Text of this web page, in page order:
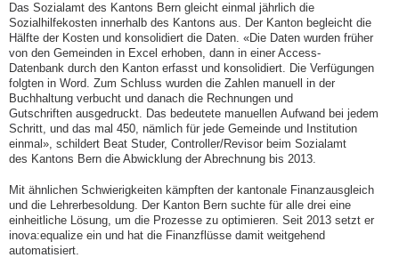
Das Sozialamt des Kantons Bern gleicht einmal jährlich die
Sozialhilfekosten innerhalb des Kantons aus. Der Kanton begleicht die
Hälfte der Kosten und konsolidiert die Daten. «Die Daten wurden früher
von den Gemeinden in Excel erhoben, dann in einer Access-
Datenbank durch den Kanton erfasst und konsolidiert. Die Verfügungen
folgten in Word. Zum Schluss wurden die Zahlen manuell in der
Buchhaltung verbucht und danach die Rechnungen und
Gutschriften ausgedruckt. Das bedeutete manuellen Aufwand bei jedem
Schritt, und das mal 450, nämlich für jede Gemeinde und Institution
einmal», schildert Beat Studer, Controller/Revisor beim Sozialamt
des Kantons Bern die Abwicklung der Abrechnung bis 2013.
Mit ähnlichen Schwierigkeiten kämpften der kantonale Finanzausgleich
und die Lehrerbesoldung. Der Kanton Bern suchte für alle drei eine
einheitliche Lösung, um die Prozesse zu optimieren. Seit 2013 setzt er
inova:equalize ein und hat die Finanzflüsse damit weitgehend
automatisiert.